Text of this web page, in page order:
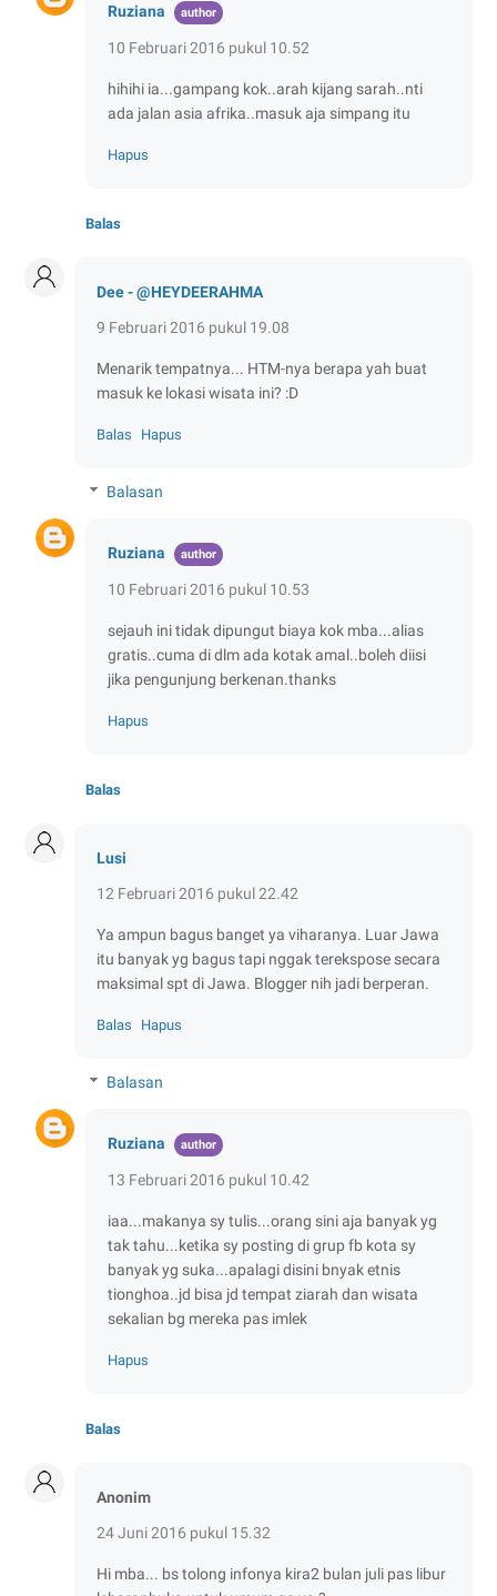
Ruziana
10 Februari 2016 pukul 10.52
hihihi ia...gampang kok..arah kijang sarah..nti
ada jalan asia afrika..masuk aja simpang itu
Hapus
Balas
Dee - @HEYDEERAHMA
9 Februari 2016 pukul 19.08
Menarik tempatnya... HTM-nya berapa yah buat
masuk ke lokasi wisata ini? :D
Balas Hapus
Balasan
Ruziana
10 Februari 2016 pukul 10.53
sejauh ini tidak dipungut biaya kok mba...alias
gratis..cuma di dlm ada kotak amal..boleh diisi
jika pengunjung berkenan.thanks
Hapus
Balas
Lusi
12 Februari 2016 pukul 22.42
Ya ampun bagus banget ya viharanya. Luar Jawa
itu banyak yg bagus tapi nggak terekspose secara
maksimal spt di Jawa. Blogger nih jadi berperan.
Balas Hapus
Balasan
Ruziana
13 Februari 2016 pukul 10.42
iaa...makanya sy tulis...orang sini aja banyak yg
tak tahu...ketika sy posting di grup fb kota sy
banyak yg suka...apalagi disini bnyak etnis
tionghoa..jd bisa jd tempat ziarah dan wisata
sekalian bg mereka pas imlek
Hapus
Balas
Anonim
24 Juni 2016 pukul 15.32
Hi mba... bs tolong infonya kira2 bulan juli pas libur